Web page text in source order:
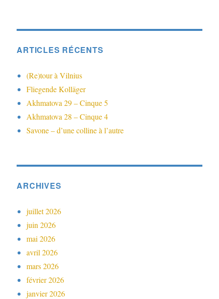
ARTICLES RÉCENTS
(Re)tour à Vilnius
Fliegende Kolläger
Akhmatova 29 – Cinque 5
Akhmatova 28 – Cinque 4
Savone – d’une colline à l’autre
ARCHIVES
juillet 2026
juin 2026
mai 2026
avril 2026
mars 2026
février 2026
janvier 2026